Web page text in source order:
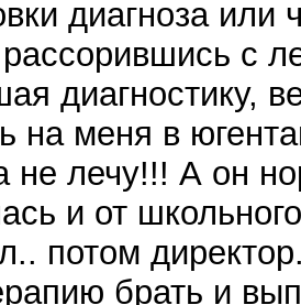
диагноза
рассорившись с
диагностику,
на меня в
не лечу!!! А он
и от
потом
брать и